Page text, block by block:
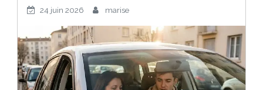
24 juin 2026 marise